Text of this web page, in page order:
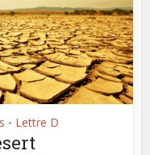
• Lettre D